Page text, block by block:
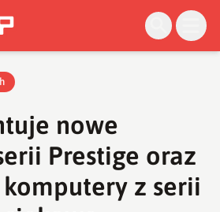
nowe
Prestige oraz
z serii